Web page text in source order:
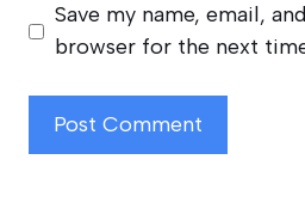
Save my name, email,
browser for the next